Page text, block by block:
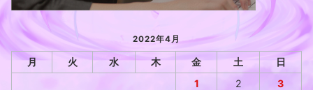
2022年4月
月 火 水 木 金 土
日
1
2
3